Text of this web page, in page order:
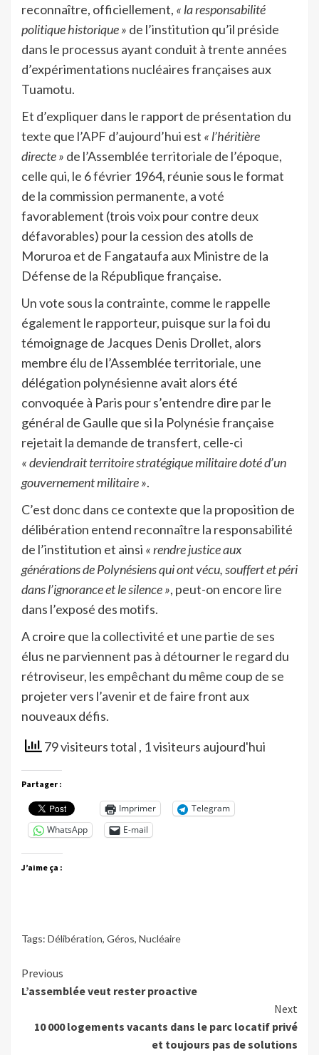
reconnaître, officiellement, « la responsabilité
politique historique » de l’institution qu’il préside
dans le processus ayant conduit à trente années
d’expérimentations nucléaires françaises aux
Tuamotu.
Et d’expliquer dans le rapport de présentation du
texte que l’APF d’aujourd’hui est « l’héritière
directe » de l’Assemblée territoriale de l’époque,
celle qui, le 6 février 1964, réunie sous le format
de la commission permanente, a voté
favorablement (trois voix pour contre deux
défavorables) pour la cession des atolls de
Moruroa et de Fangataufa aux Ministre de la
Défense de la République française.
Un vote sous la contrainte, comme le rappelle
également le rapporteur, puisque sur la foi du
témoignage de Jacques Denis Drollet, alors
membre élu de l’Assemblée territoriale, une
délégation polynésienne avait alors été
convoquée à Paris pour s’entendre dire par le
général de Gaulle que si la Polynésie française
rejetait la demande de transfert, celle-ci
« deviendrait territoire stratégique militaire doté d’un
gouvernement militaire ».
C’est donc dans ce contexte que la proposition de
délibération entend reconnaître la responsabilité
de l’institution et ainsi « rendre justice aux
générations de Polynésiens qui ont vécu, souffert et péri
dans l’ignorance et le silence », peut-on encore lire
dans l’exposé des motifs.
A croire que la collectivité et une partie de ses
élus ne parviennent pas à détourner le regard du
rétroviseur, les empêchant du même coup de se
projeter vers l’avenir et de faire front aux
nouveaux défis.
79 visiteurs total , 1 visiteurs aujourd'hui
Partager :
Imprimer
Telegram
WhatsApp
E-mail
J’aime ça :
Tags: Délibération, Géros, Nucléaire
Continue
Reading
Previous
L’assemblée veut rester proactive
Next
10 000 logements vacants dans le parc locatif privé
et toujours pas de solutions